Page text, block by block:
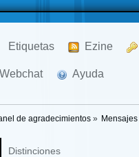
Etiquetas Ezine
Webchat Ayuda
de agradecimientos»
Distinciones